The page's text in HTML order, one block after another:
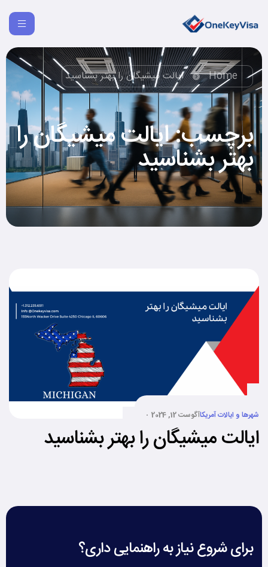
Home ایالت میشیگان را بهتر بشناسید
برچسب:ایالت میشیگان را
بهتر بشناسید
شهرها و ایالات آمریکاآگوست 12, 2024
ایالت میشیگان را بهتر بشناسید
برای شروع نیاز به راهنمایی داری؟